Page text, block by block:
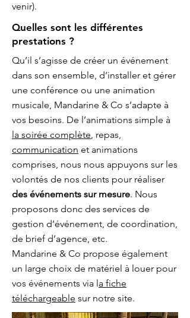
venir).
Quelles sont les différentes
prestations ?
Qu’il s’agisse de créer un événement
dans son ensemble, d’installer et gérer
une conférence ou une animation
musicale, Mandarine & Co s’adapte à
vos besoins. De l’animations simple à
la soirée complète, repas,
communication et animations
comprises, nous nous appuyons sur les
volontés de nos clients pour réaliser
des événements sur mesure. Nous
proposons donc des services de
gestion d’événement, de coordination,
de brief d’agence, etc.
Mandarine & Co propose également
un large choix de matériel à louer pour
vos événements via la fiche
téléchargeable sur notre site.